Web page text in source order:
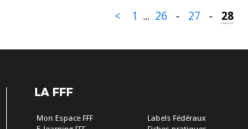
< 1 ... 26 - 27 - 28
LA FFF
Mon Espace FFF
Labels Fédéraux